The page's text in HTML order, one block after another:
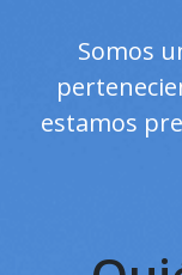
Somos
estamos